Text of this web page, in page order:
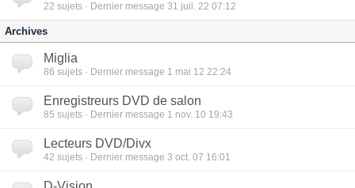
22 sujets · Dernier message 31 juil. 22 07:12
Archives
Miglia
86 sujets · Dernier message 1 mai 12 22:24
Enregistreurs DVD de salon
85 sujets · Dernier message 1 nov. 10 19:43
Lecteurs DVD/Divx
42 sujets · Dernier message 3 oct. 07 16:01